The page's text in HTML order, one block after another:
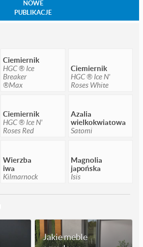
NOWE
PUBLIKACJE
Ciemiernik
HGC ® Ice
Breaker
®Max
Ciemiernik
HGC ® Ice N'
Roses White
Ciemiernik
HGC ® Ice N'
Roses Red
Azalia
wielkokwiatowa
Satomi
Wierzba
iwa
Kilmarnock
Magnolia
japońska
Isis
Jakie meble